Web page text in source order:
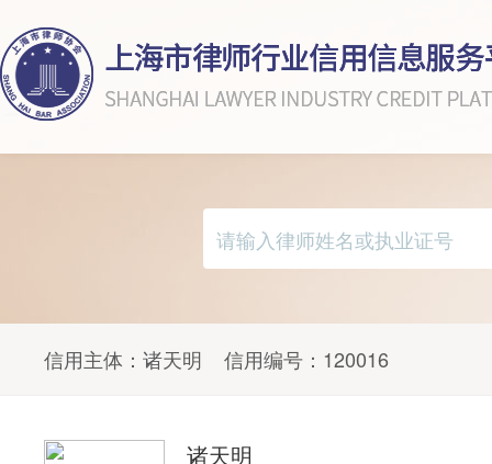
信用主体： 诸天明 信用编号： 120016
诸天明